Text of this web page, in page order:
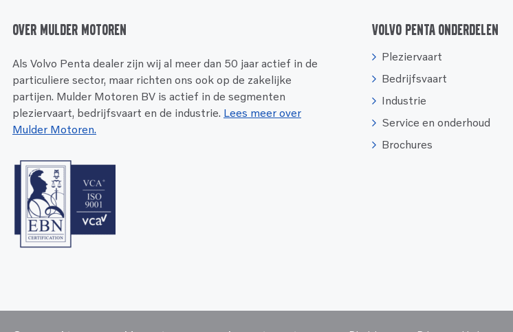
Over Mulder Motoren
Als Volvo Penta dealer zijn wij al meer dan 50 jaar actief in de
particuliere sector, maar richten ons ook op de zakelijke
partijen. Mulder Motoren BV is actief in de segmenten
pleziervaart, bedrijfsvaart en de industrie. Lees meer over
Mulder Motoren.
Volvo Penta onderdelen
Pleziervaart
Bedrijfsvaart
Industrie
Service en onderhoud
Brochures